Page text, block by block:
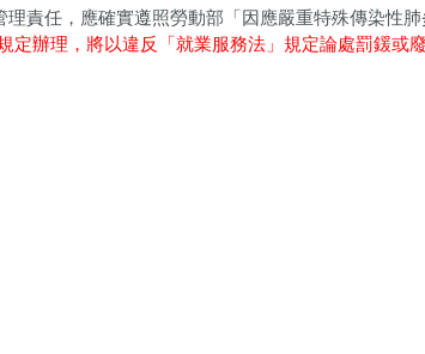
責任，應確實遵照勞動部「因應嚴重特殊傳染性
定辦理，將以違反「就業服務法」規定論處罰鍰或廢